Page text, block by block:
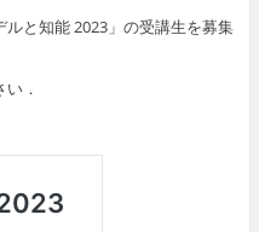
と知能 2023」の受講生を募集
．